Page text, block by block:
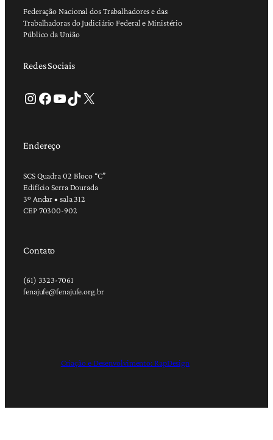
Federação Nacional dos Trabalhadores e das
Trabalhadoras do Judiciário Federal e Ministério
Público da União
Redes Sociais
Instagram Facebook Youtube TikTok X
Endereço
SCS Quadra 02 Bloco “C”
Edifício Serra Dourada
3º Andar • sala 312
CEP 70300-902
Contato
(61) 3323-7061
fenajufe@fenajufe.org.br
Criação e Desenvolvimento: RapDesign